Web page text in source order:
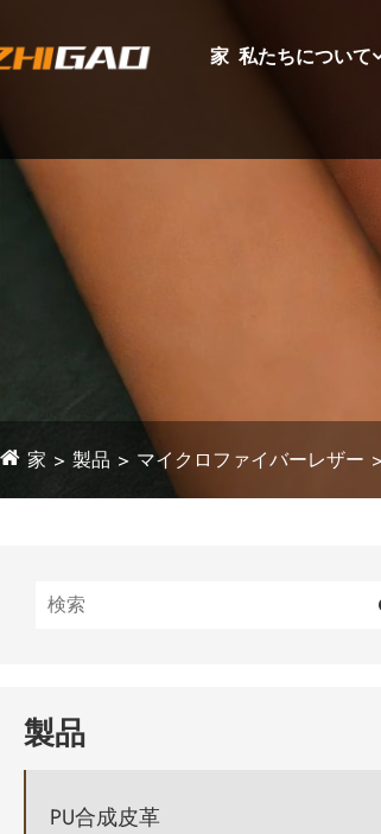
家 私たちについて
家 製品 マイクロファイバーレザー
製品
PU合成皮革